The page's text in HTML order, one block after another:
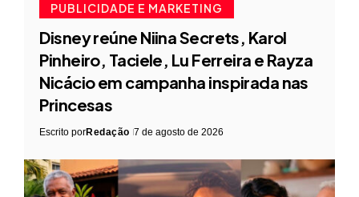
PUBLICIDADE E MARKETING
Disney reúne Niina Secrets, Karol
Pinheiro, Taciele, Lu Ferreira e Rayza
Nicácio em campanha inspirada nas
Princesas
Escrito porRedação 7 de agosto de 2026